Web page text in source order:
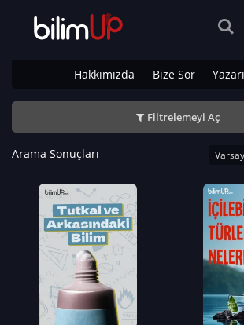
Hakkımızda Bize Sor
Filtrelemeyi Aç
Arama Sonuçları